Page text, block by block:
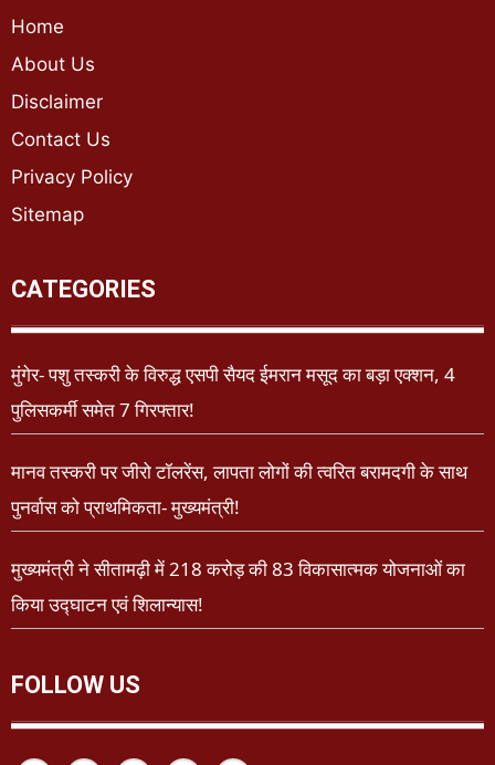
Home
About Us
Disclaimer
Contact Us
Privacy Policy
Sitemap
CATEGORIES
मुंगेर- पशु तस्करी के विरुद्ध एसपी सैयद ईमरान मसूद का बड़ा एक्शन, 4
पुलिसकर्मी समेत 7 गिरफ्तार!
मानव तस्करी पर जीरो टॉलरेंस, लापता लोगों की त्वरित बरामदगी के साथ
पुनर्वास को प्राथमिकता- मुख्यमंत्री!
मुख्यमंत्री ने सीतामढ़ी में 218 करोड़ की 83 विकासात्मक योजनाओं का
किया उद्घाटन एवं शिलान्यास!
FOLLOW US